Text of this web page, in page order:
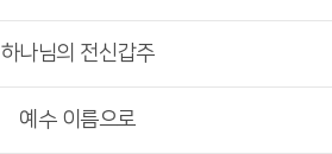
하나님의 전신갑주
예수 이름으로